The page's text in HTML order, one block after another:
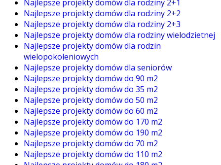
Najlepsze projekty domów dla rodziny 2+1
Najlepsze projekty domów dla rodziny 2+2
Najlepsze projekty domów dla rodziny 2+3
Najlepsze projekty domów dla rodziny wielodzietnej
Najlepsze projekty domów dla rodzin
wielopokoleniowych
Najlepsze projekty domów dla seniorów
Najlepsze projekty domów do 90 m2
Najlepsze projekty domów do 35 m2
Najlepsze projekty domów do 50 m2
Najlepsze projekty domów do 60 m2
Najlepsze projekty domów do 170 m2
Najlepsze projekty domów do 190 m2
Najlepsze projekty domów do 70 m2
Najlepsze projekty domów do 110 m2